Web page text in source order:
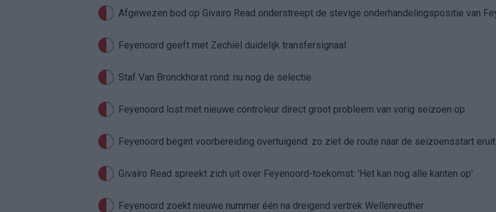
Feyenoord geeft met Zechiël duidelijk transfersignaal
Staf Van Bronckhorst rond: nu nog de selectie
Feyenoord lost met nieuwe controleur direct groot probleem van vorig seizoen op
Feyenoord begint voorbereiding overtuigend: zo ziet de route naar de seizoensstart eruit
Givairo Read spreekt zich uit over Feyenoord-toekomst: 'Het kan nog alle kanten op'
Feyenoord zoekt nieuwe nummer één na dreigend vertrek Wellenreuther